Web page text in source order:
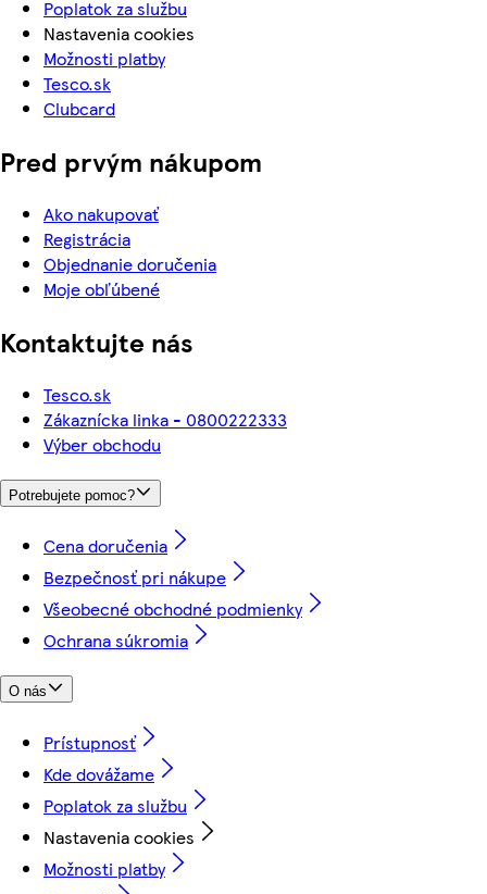
Poplatok za službu
Nastavenia cookies
Možnosti platby
Tesco.sk
Clubcard
Pred prvým nákupom
Ako nakupovať
Registrácia
Objednanie doručenia
Moje obľúbené
Kontaktujte nás
Tesco.sk
Zákaznícka linka - 0800222333
Výber obchodu
Potrebujete pomoc?
Cena doručenia
Bezpečnosť pri nákupe
Všeobecné obchodné podmienky
Ochrana súkromia
O nás
Prístupnosť
Kde dovážame
Poplatok za službu
Nastavenia cookies
Možnosti platby